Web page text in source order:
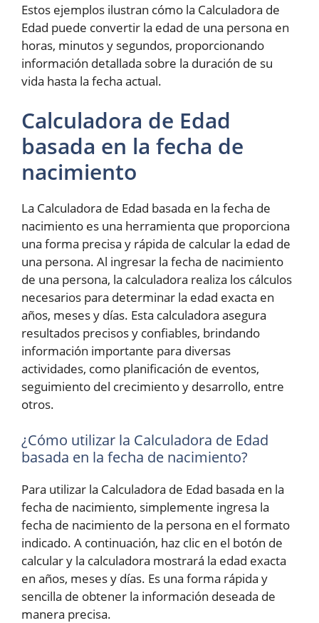
Estos ejemplos ilustran cómo la Calculadora de
Edad puede convertir la edad de una persona en
horas, minutos y segundos, proporcionando
información detallada sobre la duración de su
vida hasta la fecha actual.
Calculadora de Edad
basada en la fecha de
nacimiento
La Calculadora de Edad basada en la fecha de
nacimiento es una herramienta que proporciona
una forma precisa y rápida de calcular la edad de
una persona. Al ingresar la fecha de nacimiento
de una persona, la calculadora realiza los cálculos
necesarios para determinar la edad exacta en
años, meses y días. Esta calculadora asegura
resultados precisos y confiables, brindando
información importante para diversas
actividades, como planificación de eventos,
seguimiento del crecimiento y desarrollo, entre
otros.
¿Cómo utilizar la Calculadora de Edad
basada en la fecha de nacimiento?
Para utilizar la Calculadora de Edad basada en la
fecha de nacimiento, simplemente ingresa la
fecha de nacimiento de la persona en el formato
indicado. A continuación, haz clic en el botón de
calcular y la calculadora mostrará la edad exacta
en años, meses y días. Es una forma rápida y
sencilla de obtener la información deseada de
manera precisa.